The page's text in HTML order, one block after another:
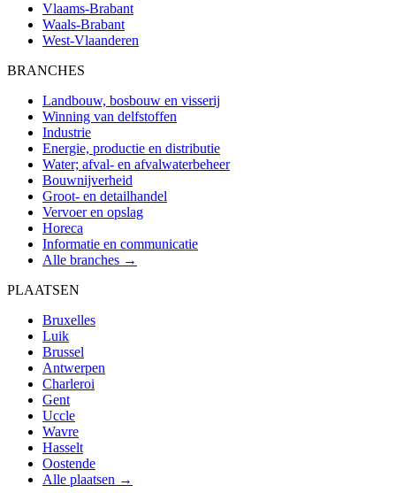
Vlaams-Brabant
Waals-Brabant
West-Vlaanderen
BRANCHES
Landbouw, bosbouw en visserij
Winning van delfstoffen
Industrie
Energie, productie en distributie
Water; afval- en afvalwaterbeheer
Bouwnijverheid
Groot- en detailhandel
Vervoer en opslag
Horeca
Informatie en communicatie
Alle branches →
PLAATSEN
Bruxelles
Luik
Brussel
Antwerpen
Charleroi
Gent
Uccle
Wavre
Hasselt
Oostende
Alle plaatsen →